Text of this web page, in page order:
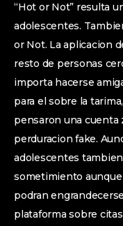
“Hot or Not” resulta
adolescentes.
or Not. La aplicacion
resto de personas
importa hacerse
para el sobre la
pensaron una cuenta
perduracion fake.
adolescentes
sometimiento
podran
plataforma sobre